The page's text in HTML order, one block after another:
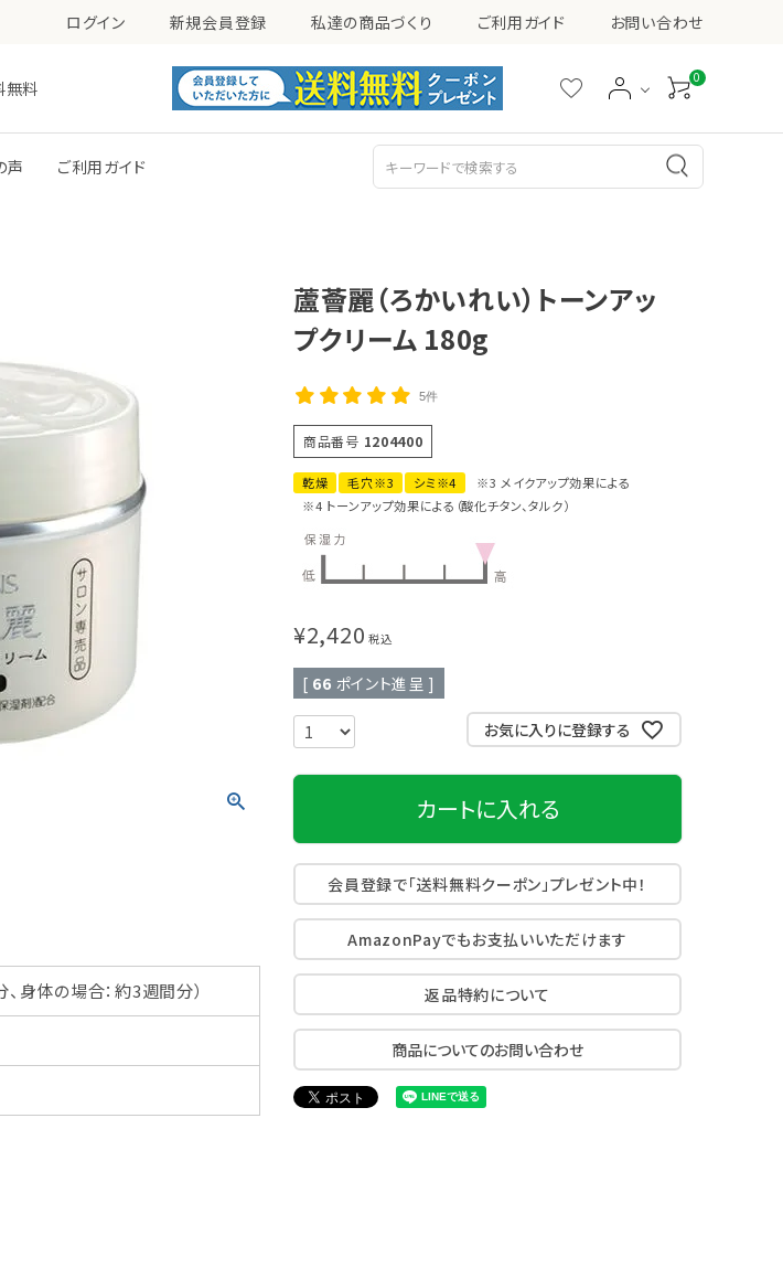
ログイン 新規会員登録 私達の商品づくり ご利用ガイド お問い合わせ
無料
0
ボディジェル・ローション その他
ボディソープ 頭皮クレンジング
声 ご利用ガイド
身体の場合：約3週間分）
蘆薈麗（ろかいれい）トーンアッ
プクリーム 180g
5件
商品番号 1204400
乾燥 毛穴※3 シミ※4
※3 メイクアップ効果による
※4 トーンアップ効果による（酸化チタン、タルク）
¥2,420 税込
[ 66 ポイント進呈 ]
お気に入りに登録する
カートに入れる
会員登録で「送料無料クーポン」プレゼント中！
AmazonPayでもお支払いいただけます
返品特約について
商品についてのお問い合わせ